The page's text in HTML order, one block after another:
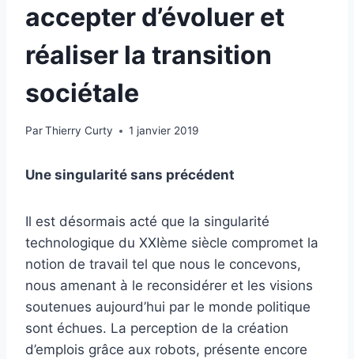
accepter d’évoluer et
réaliser la transition
sociétale
ParThierry Curty 1 janvier 2019
Une singularité sans précédent
Il est désormais acté que la singularité
technologique du XXIème siècle compromet la
notion de travail tel que nous le concevons,
nous amenant à le reconsidérer et les visions
soutenues aujourd’hui par le monde politique
sont échues. La perception de la création
d’emplois grâce aux robots, présente encore